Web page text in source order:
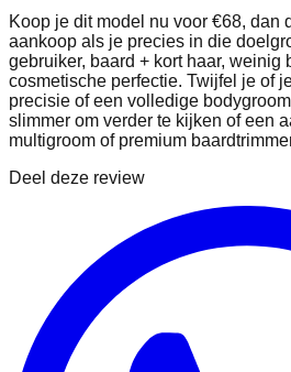
Koop je dit model nu voor €68, dan
aankoop als je precies in die
gebruiker, baard + kort haar, weinig
cosmetische perfectie. Twijfel je of
precisie of een volledige
slimmer om verder te kijken of een
multigroom of premium
Deel deze review